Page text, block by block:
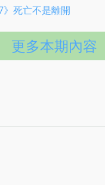
》死亡不是離開
更多本期內容